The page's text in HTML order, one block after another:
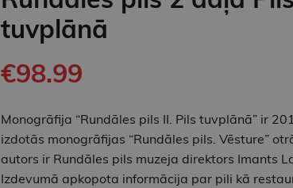
tuvplānā
€98.99
Monogrāfija “Rundāles pils II. Pils tuvplānā” ir
izdotās monogrāfijas “Rundāles pils. Vēsture”
autors ir Rundāles pils muzeja direktors Imants
Izdevumā apkopota informācija par pili kā